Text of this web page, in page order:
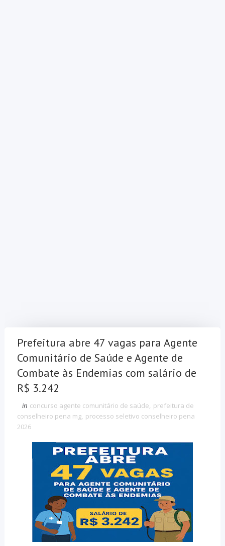
Prefeitura abre 47 vagas para Agente
Comunitário de Saúde e Agente de
Combate às Endemias com salário de
R$ 3.242
in concurso agente comunitário de saúde, prefeitura de
conselheiro pena mg, processo seletivo conselheiro pena
2026